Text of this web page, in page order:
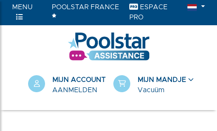
MENU POOLSTAR FRANCE
ESPACE
PRO
MIJN ACCOUNT
AANMELDEN
MIJN MANDJE
Vacuüm